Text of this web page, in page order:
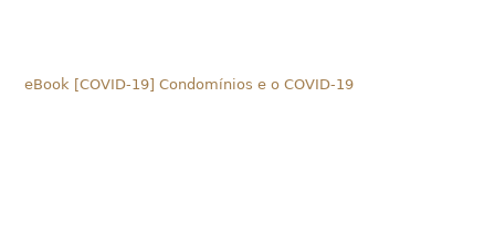
eBook [COVID-19] Condomínios e o COVID-19